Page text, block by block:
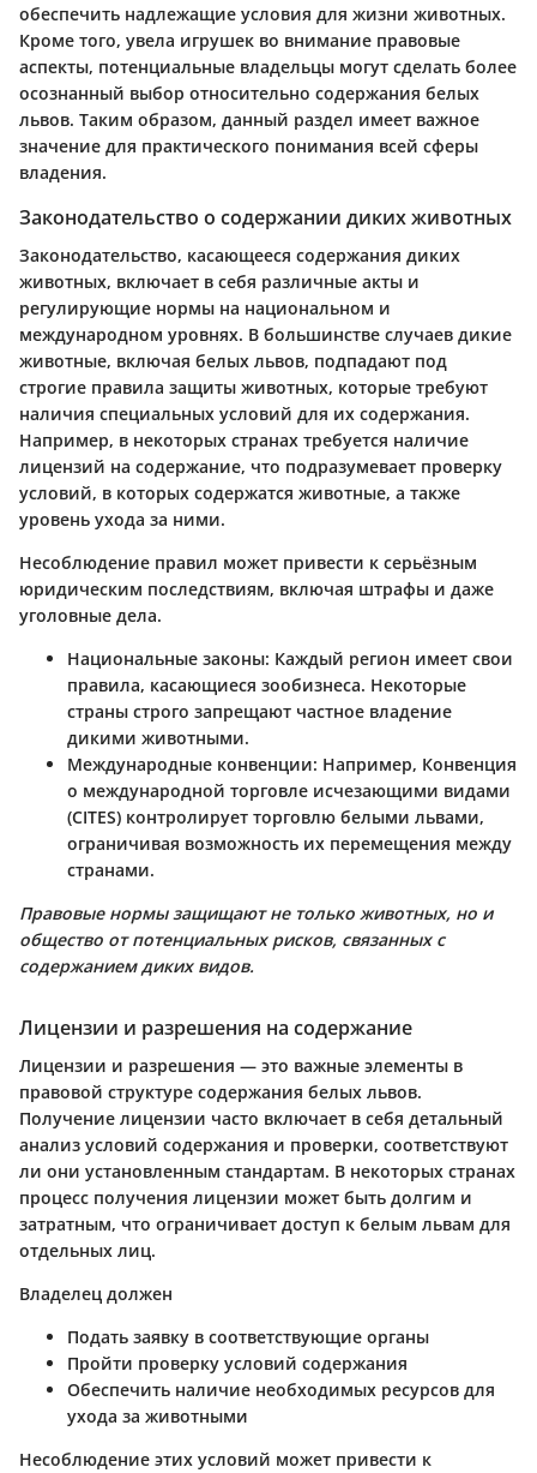
обеспечить надлежащие условия для жизни животных.
Кроме того, увела игрушек во внимание правовые
аспекты, потенциальные владельцы могут сделать более
осознанный выбор относительно содержания белых
львов. Таким образом, данный раздел имеет важное
значение для практического понимания всей сферы
владения.
Законодательство о содержании диких животных
Законодательство, касающееся содержания диких
животных, включает в себя различные акты и
регулирующие нормы на национальном и
международном уровнях. В большинстве случаев дикие
животные, включая белых львов, подпадают под
строгие правила защиты животных, которые требуют
наличия специальных условий для их содержания.
Например, в некоторых странах требуется наличие
лицензий на содержание, что подразумевает проверку
условий, в которых содержатся животные, а также
уровень ухода за ними.
Несоблюдение правил может привести к серьёзным
юридическим последствиям, включая штрафы и даже
уголовные дела.
Национальные законы: Каждый регион имеет свои
правила, касающиеся зообизнеса. Некоторые
страны строго запрещают частное владение
дикими животными.
Международные конвенции: Например, Конвенция
о международной торговле исчезающими видами
(CITES) контролирует торговлю белыми львами,
ограничивая возможность их перемещения между
странами.
Правовые нормы защищают не только животных, но и
общество от потенциальных рисков, связанных с
содержанием диких видов.
Лицензии и разрешения на содержание
Лицензии и разрешения — это важные элементы в
правовой структуре содержания белых львов.
Получение лицензии часто включает в себя детальный
анализ условий содержания и проверки, соответствуют
ли они установленным стандартам. В некоторых странах
процесс получения лицензии может быть долгим и
затратным, что ограничивает доступ к белым львам для
отдельных лиц.
Владелец должен
Подать заявку в соответствующие органы
Пройти проверку условий содержания
Обеспечить наличие необходимых ресурсов для
ухода за животными
Несоблюдение этих условий может привести к